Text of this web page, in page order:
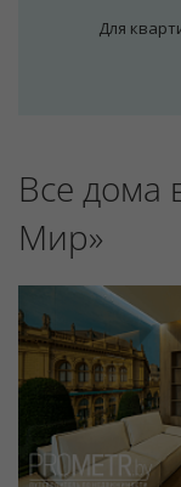
Для
Все дома
Мир»